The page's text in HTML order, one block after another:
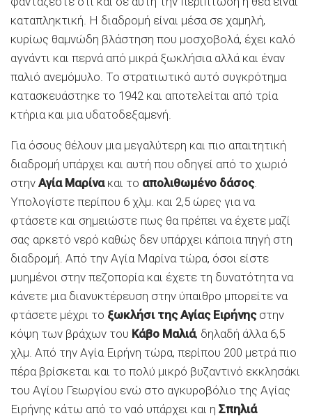
καταπληκτική. Η διαδρομή είναι μέσα σε χαμηλή,
κυρίως θαμνώδη βλάστηση που μοσχοβολά, έχει καλό
αγνάντι και περνά από μικρά ξωκλήσια αλλά και έναν
παλιό ανεμόμυλο. Το στρατιωτικό αυτό συγκρότημα
κατασκευάστηκε το 1942 και αποτελείται από τρία
κτήρια και μια υδατοδεξαμενή.
Για όσους θέλουν μια μεγαλύτερη και πιο απαιτητική
διαδρομή υπάρχει και αυτή που οδηγεί από το χωριό
στην Αγία Μαρίνακαι το απολιθωμένο δάσος.
Υπολογίστε περίπου 6 χλμ. και 2,5 ώρες για να
φτάσετε και σημειώστε πως θα πρέπει να έχετε μαζί
σας αρκετό νερό καθώς δεν υπάρχει κάποια πηγή στη
διαδρομή. Από την Αγία Μαρίνα τώρα, όσοι είστε
μυημένοι στην πεζοπορία και έχετε τη δυνατότητα να
κάνετε μια διανυκτέρευση στην ύπαιθρο μπορείτε να
φτάσετε μέχρι το ξωκλήσι της Αγίας Ειρήνης στην
κόψη των βράχων του Κάβο Μαλιά, δηλαδή άλλα 6,5
χλμ. Από την Αγία Ειρήνη τώρα, περίπου 200 μετρά πιο
πέρα βρίσκεται και το πολύ μικρό βυζαντινό εκκλησάκι
του Αγίου Γεωργίου ενώ στο αγκυροβόλιο της Αγίας
Ειρήνης κάτω από το ναό υπάρχει και η Σπηλιά